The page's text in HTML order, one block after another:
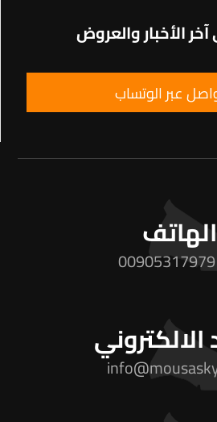
الأخبار والعروض
عبر الوتساب
الهاتف
الالكتروني